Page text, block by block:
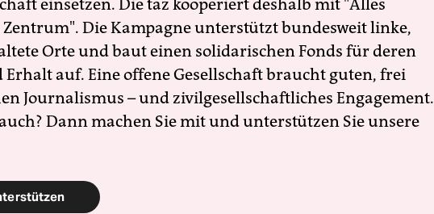
einsetzen. Die taz kooperiert deshalb mit "Alles
Die Kampagne unterstützt bundesweit linke,
Orte und baut einen solidarischen Fonds für deren
Erhalt auf. Eine offene Gesellschaft braucht guten, frei
Journalismus – und zivilgesellschaftliches Engagement.
Dann machen Sie mit und unterstützen Sie unsere